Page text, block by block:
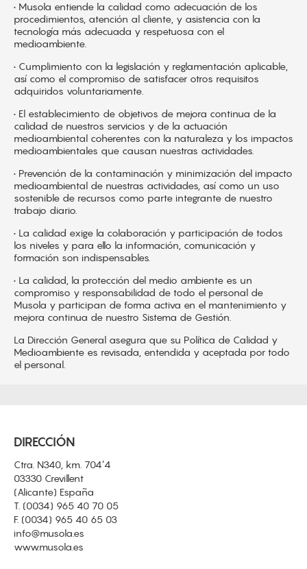
• Musola entiende la calidad como adecuación de los
procedimientos, atención al cliente, y asistencia con la
tecnología más adecuada y respetuosa con el
medioambiente.
• Cumplimiento con la legislación y reglamentación aplicable,
así como el compromiso de satisfacer otros requisitos
adquiridos voluntariamente.
• El establecimiento de objetivos de mejora continua de la
calidad de nuestros servicios y de la actuación
medioambiental coherentes con la naturaleza y los impactos
medioambientales que causan nuestras actividades.
• Prevención de la contaminación y minimización del impacto
medioambiental de nuestras actividades, así como un uso
sostenible de recursos como parte integrante de nuestro
trabajo diario.
• La calidad exige la colaboración y participación de todos
los niveles y para ello la información, comunicación y
formación son indispensables.
• La calidad, la protección del medio ambiente es un
compromiso y responsabilidad de todo el personal de
Musola y participan de forma activa en el mantenimiento y
mejora continua de nuestro Sistema de Gestión.
La Dirección General asegura que su Política de Calidad y
Medioambiente es revisada, entendida y aceptada por todo
el personal.
DIRECCIÓN
Ctra. N340, km. 704’4
03330 Crevillent
(Alicante) España
T. (0034) 965 40 70 05
F. (0034) 965 40 65 03
info@musola.es
www.musola.es